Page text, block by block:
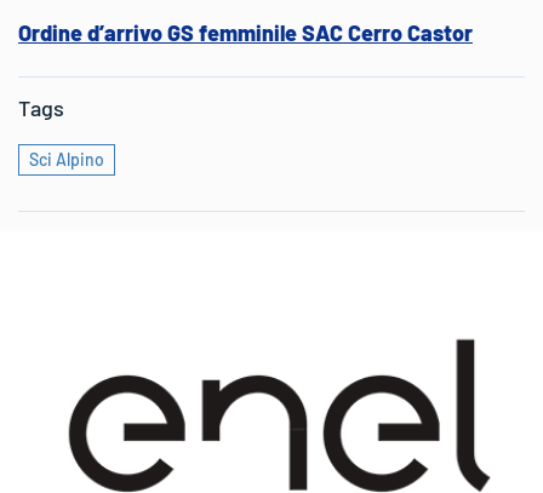
Ordine d’arrivo GS femminile SAC Cerro Castor
Tags
Sci Alpino